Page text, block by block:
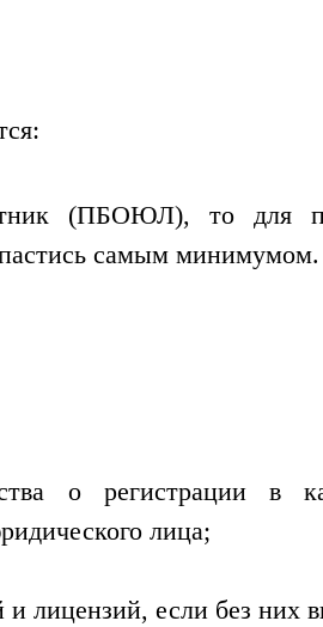
(ПБОЮЛ), то для
самым минимумом.
о регистрации в
лица;
лицензий, если без них